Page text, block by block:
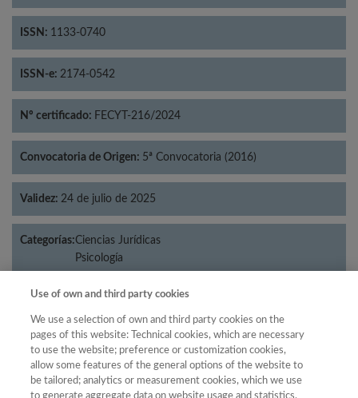
ISSN: 1133-0740
ISSN-e: 2174-0542
Nº certificado: FECYT-216/2024
Convocatoria de Origen: 5ª Convocatoria (2016)
Validez: 24 de julio de 2025
Categorías:Ciencias Jurídicas
Psicología
Año
Año Filtrar
Use of own and third party cookies
We use a selection of own and third party cookies on the
pages of this website: Technical cookies, which are necessary
to use the website; preference or customization cookies,
allow some features of the general options of the website to
be tailored; analytics or measurement cookies, which we use